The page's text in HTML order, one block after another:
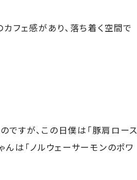
フェ感があり、落ち着く空間で
ですが、この日僕は「豚肩ロース
は「ノルウェーサーモンのポワ